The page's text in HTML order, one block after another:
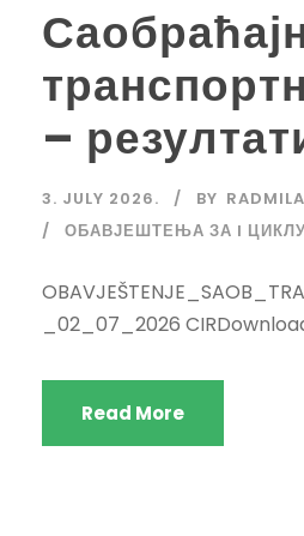
–
3. JULY 2026. BY
ОБАВЈЕШТЕЊА ЗА I
_02_07_2026
Read More